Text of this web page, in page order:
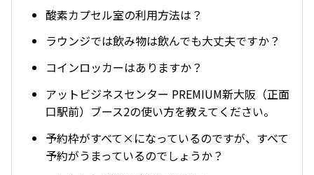
酸素カプセル室の利用方法は？
ラウンジでは飲み物は飲んでも大丈夫ですか？
コインロッカーはありますか？
アットビジネスセンター PREMIUM新大阪（正面
口駅前）ブース2の使い方を教えてください。
予約枠がすべて×になっているのですが、すべて
予約がうまっているのでしょうか？